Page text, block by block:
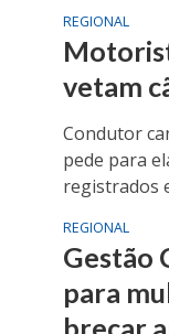
REGIONAL
vetam
Condutor
pede para
registrados
REGIONAL
Gestão
para